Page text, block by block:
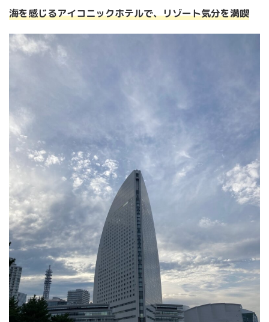
海を感じるアイコニックホテルで、リゾート気分を満喫